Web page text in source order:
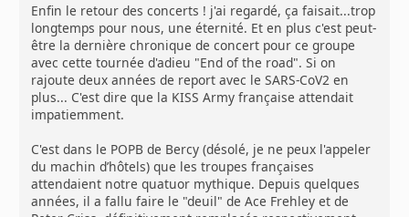
Enfin le retour des concerts ! j'ai regardé, ça faisait...trop
longtemps pour nous, une éternité. Et en plus c'est peut-
être la dernière chronique de concert pour ce groupe
avec cette tournée d'adieu "End of the road". Si on
rajoute deux années de report avec le SARS-CoV2 en
plus... C'est dire que la KISS Army française attendait
impatiemment.
C'est dans le POPB de Bercy (désolé, je ne peux l'appeler
du machin d’hôtels) que les troupes françaises
attendaient notre quatuor mythique. Depuis quelques
années, il a fallu faire le "deuil" de Ace Frehley et de